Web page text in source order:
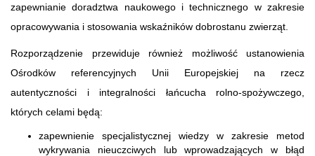
zapewnianie doradztwa naukowego i technicznego w zakresie
opracowywania i stosowania wskaźników dobrostanu zwierząt.
Rozporządzenie przewiduje również możliwość ustanowienia
Ośrodków referencyjnych Unii Europejskiej na rzecz
autentyczności i integralności łańcucha rolno-spożywczego,
których celami będą:
zapewnienie specjalistycznej wiedzy w zakresie metod
wykrywania nieuczciwych lub wprowadzających w błąd